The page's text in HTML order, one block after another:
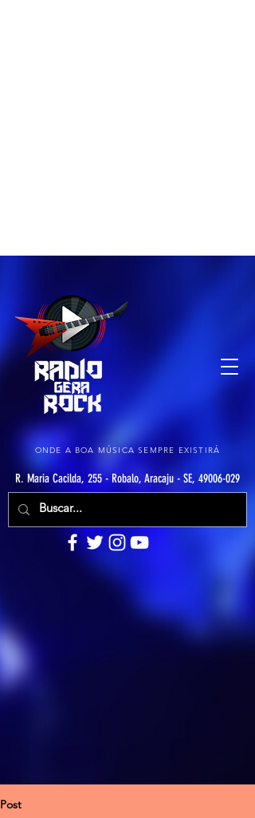
ONDE A BOA MÚSICA SEMPRE EXISTIRÁ
R. Maria Cacilda, 255 - Robalo, Aracaju - SE, 49006-029
Post